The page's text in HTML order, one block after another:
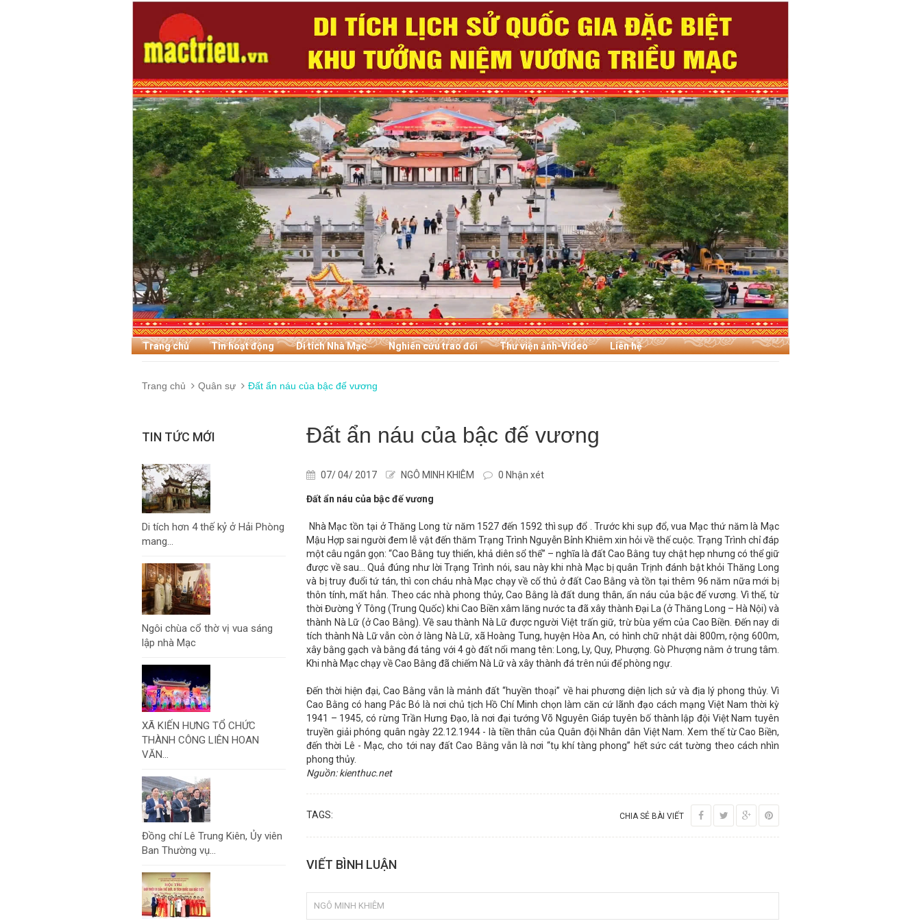
Trang chủ Tin hoạt động Di tích Nhà Mạc Nghiên cứu trao đổi Thư viện ảnh-Video Liên hệ
Trang chủ Quân sự Đất ẩn náu của bậc đế vương
TIN TỨC MỚI
Di tích hơn 4 thế kỷ ở Hải Phòng
mang...
Ngôi chùa cổ thờ vị vua sáng
lập nhà Mạc
XÃ KIẾN HƯNG TỔ CHỨC
THÀNH CÔNG LIÊN HOAN
VĂN...
Đồng chí Lê Trung Kiên, Ủy viên
Ban Thường vụ...
Đất ẩn náu của bậc đế vương
07/ 04/ 2017 NGÔ MINH KHIÊM 0 Nhận xét
Đất ẩn náu của bậc đế vương
Nhà Mạc tồn tại ở Thăng Long từ năm 1527 đến 1592 thì sụp đổ . Trước khi sụp đổ, vua Mạc thứ năm là Mạc
Mậu Hợp sai người đem lễ vật đến thăm Trạng Trình Nguyễn Bỉnh Khiêm xin hỏi về thế cuộc. Trạng Trình chỉ đáp
một câu ngắn gọn: “Cao Bằng tuy thiển, khả diên sổ thể” – nghĩa là đất Cao Bằng tuy chật hẹp nhưng có thể giữ
được về sau… Quả đúng như lời Trạng Trình nói, sau này khi nhà Mạc bị quân Trịnh đánh bật khỏi Thăng Long
và bị truy đuổi tứ tán, thì con cháu nhà Mạc chạy về cố thủ ở đất Cao Bằng và tồn tại thêm 96 năm nữa mới bị
thôn tính, mất hẳn. Theo các nhà phong thủy, Cao Bằng là đất dung thân, ẩn náu của bậc đế vương. Vì thế, từ
thời Đường Ý Tông (Trung Quốc) khi Cao Biền xâm lăng nước ta đã xây thành Đại La (ở Thăng Long – Hà Nội) và
thành Nà Lữ (ở Cao Bằng). Về sau thành Nà Lữ được người Việt trấn giữ, trừ bùa yểm của Cao Biền. Đến nay di
tích thành Nà Lữ vẫn còn ở làng Nà Lữ, xã Hoàng Tung, huyện Hòa An, có hình chữ nhật dài 800m, rộng 600m,
xây bằng gạch và bằng đá tảng với 4 gò đất nổi mang tên: Long, Ly, Quy, Phượng. Gò Phượng nằm ở trung tâm.
Khi nhà Mạc chạy về Cao Bằng đã chiếm Nà Lữ và xây thành đá trên núi để phòng ngự.
Đến thời hiện đại, Cao Bằng vẫn là mảnh đất “huyền thoại” về hai phương diện lịch sử và địa lý phong thủy. Vì
Cao Bằng có hang Pắc Bó là nơi chủ tịch Hồ Chí Minh chọn làm căn cứ lãnh đạo cách mạng Việt Nam thời kỳ
1941 – 1945, có rừng Trần Hưng Đạo, là nơi đại tướng Võ Nguyên Giáp tuyên bố thành lập đội Việt Nam tuyên
truyền giải phóng quân ngày 22.12.1944 - là tiền thân của Quân đội Nhân dân Việt Nam. Xem thế từ Cao Biền,
đến thời Lê - Mạc, cho tới nay đất Cao Bằng vẫn là nơi “tụ khí tàng phong” hết sức cát tường theo cách nhìn
phong thủy.
Nguồn: kienthuc.net
TAGS: CHIA SẺ BÀI VIẾT
VIẾT BÌNH LUẬN